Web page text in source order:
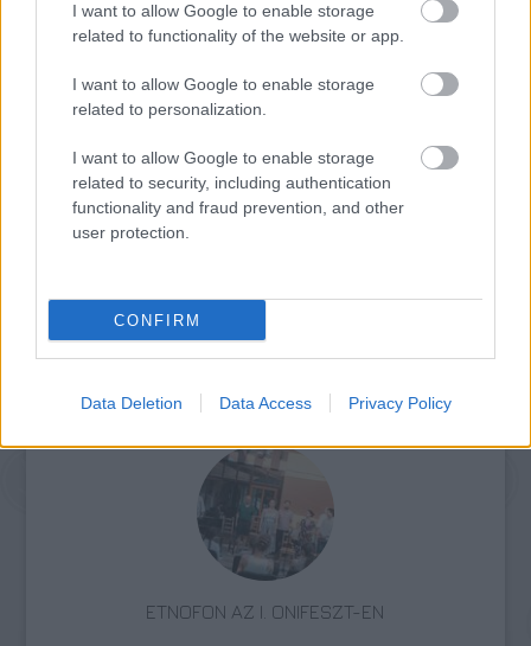
I want to allow Google to enable storage
related to functionality of the website or app.
I want to allow Google to enable storage
related to personalization.
I want to allow Google to enable storage
related to security, including authentication
functionality and fraud prevention, and other
user protection.
CONFIRM
Data Deletion Data Access Privacy Policy
Még a sztárok esetében sem sül el mindig jól
Lavór
SZAVAKKAL FESTENI
ETNOFON AZ I. ONIFESZT-EN